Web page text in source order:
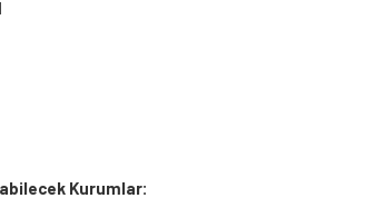
Kurumlar: